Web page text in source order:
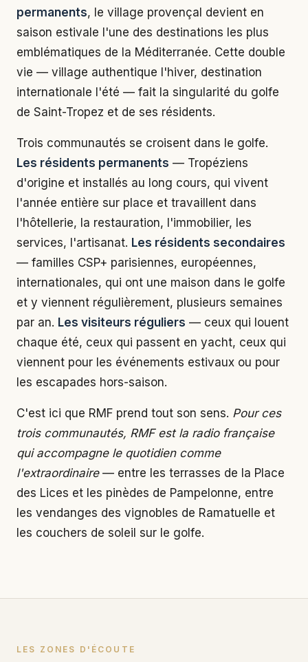
permanents, le village provençal devient en
saison estivale l'une des destinations les plus
emblématiques de la Méditerranée. Cette double
vie — village authentique l'hiver, destination
internationale l'été — fait la singularité du golfe
de Saint-Tropez et de ses résidents.
Trois communautés se croisent dans le golfe.
Les résidents permanents — Tropéziens
d'origine et installés au long cours, qui vivent
l'année entière sur place et travaillent dans
l'hôtellerie, la restauration, l'immobilier, les
services, l'artisanat. Les résidents secondaires
— familles CSP+ parisiennes, européennes,
internationales, qui ont une maison dans le golfe
et y viennent régulièrement, plusieurs semaines
par an. Les visiteurs réguliers — ceux qui louent
chaque été, ceux qui passent en yacht, ceux qui
viennent pour les événements estivaux ou pour
les escapades hors-saison.
C'est ici que RMF prend tout son sens. Pour ces
trois communautés, RMF est la radio française
qui accompagne le quotidien comme
l'extraordinaire— entre les terrasses de la Place
des Lices et les pinèdes de Pampelonne, entre
les vendanges des vignobles de Ramatuelle et
les couchers de soleil sur le golfe.
LES ZONES D'ÉCOUTE